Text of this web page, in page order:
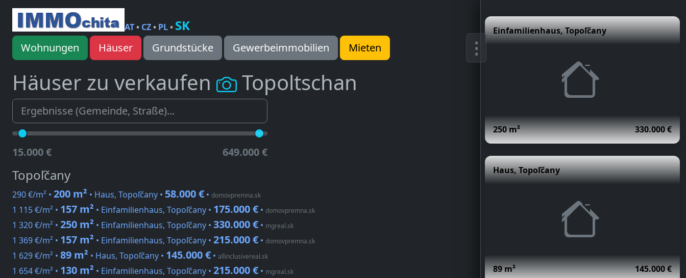
AT• CZ• PL• SK
Wohnungen Häuser Grundstücke Gewerbeimmobilien Mieten
Häuser zu verkaufen Topoltschan
15.000 € 649.000 €
Topoľčany
290 €/m² • 200 m² • Haus, Topoľčany • 58.000 € • domovpremna.sk
1 115 €/m² • 157 m² • Einfamilienhaus, Topoľčany • 175.000 € • domovpremna.sk
1 320 €/m² • 250 m² • Einfamilienhaus, Topoľčany • 330.000 € • mgreal.sk
1 369 €/m² • 157 m² • Einfamilienhaus, Topoľčany • 215.000 € • domovpremna.sk
1 629 €/m² • 89 m² • Haus, Topoľčany • 145.000 € • allinclusivereal.sk
1 654 €/m² • 130 m² • Einfamilienhaus, Topoľčany • 215.000 € • mgreal.sk